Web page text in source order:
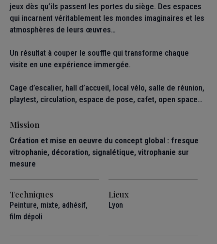
jeux dès qu’ils passent les portes du siège. Des espaces
qui incarnent véritablement les mondes imaginaires et les
atmosphères de leurs œuvres…
Un résultat à couper le souffle qui transforme chaque
visite en une expérience immergée.
Cage d’escalier, hall d’accueil, local vélo, salle de réunion,
playtest, circulation, espace de pose, cafet, open space…
Mission
Création et mise en oeuvre du concept global : fresque
vitrophanie, décoration, signalétique, vitrophanie sur
mesure
Techniques
Peinture, mixte, adhésif,
film dépoli
Lieux
Lyon